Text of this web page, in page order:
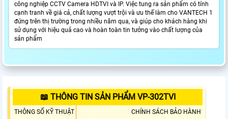
công nghiệp CCTV Camera HDTVI và IP. Việc tung ra sản phẩm có tính
cạnh tranh về giá cả, chất lượng vượt trội và ưu thế làm cho VANTECH 1
đứng trên thị trường trong nhiều năm qua, và giúp cho khách hàng khi
sử dụng với hiệu quả cao và hoàn toàn tin tưởng vào chất lượng của
sản phẩm
📖 THÔNG TIN SẢN PHẨM VP-302TVI
THÔNG SỐ KỸ THUẬT CHÍNH SÁCH BẢO HÀNH